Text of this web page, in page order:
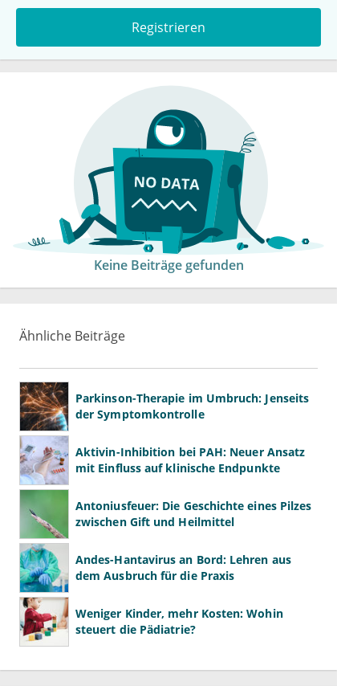
Registrieren
Keine Beiträge gefunden
Ähnliche Beiträge
Parkinson-Therapie im Umbruch: Jenseits
der Symptomkontrolle
Aktivin-Inhibition bei PAH: Neuer Ansatz
mit Einfluss auf klinische Endpunkte
Antoniusfeuer: Die Geschichte eines Pilzes
zwischen Gift und Heilmittel
Andes-Hantavirus an Bord: Lehren aus
dem Ausbruch für die Praxis
Weniger Kinder, mehr Kosten: Wohin
steuert die Pädiatrie?